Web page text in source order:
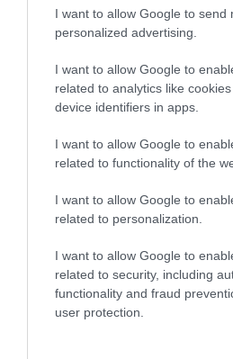
I want to allow Google to send
personalized advertising.
I want to allow Google to
related to analytics like
device identifiers in apps.
I want to allow Google to
related to functionality of the
I want to allow Google to
related to personalization.
I want to allow Google to
related to security, including
functionality and fraud
user protection.
A balatoni MotoGP
hatásai
A tízéves MotoGP szerződés,
ig biztosítja a futamok
biztosítja a motorsport és a
összefonódását. A helyi